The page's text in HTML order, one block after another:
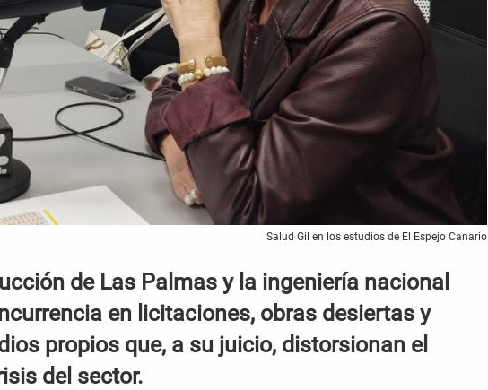
Salud Gil en los estudios de El Espejo Canario
de Las Palmas y la ingeniería nacional
en licitaciones, obras desiertas y
propios que, a su juicio, distorsionan el
del sector.